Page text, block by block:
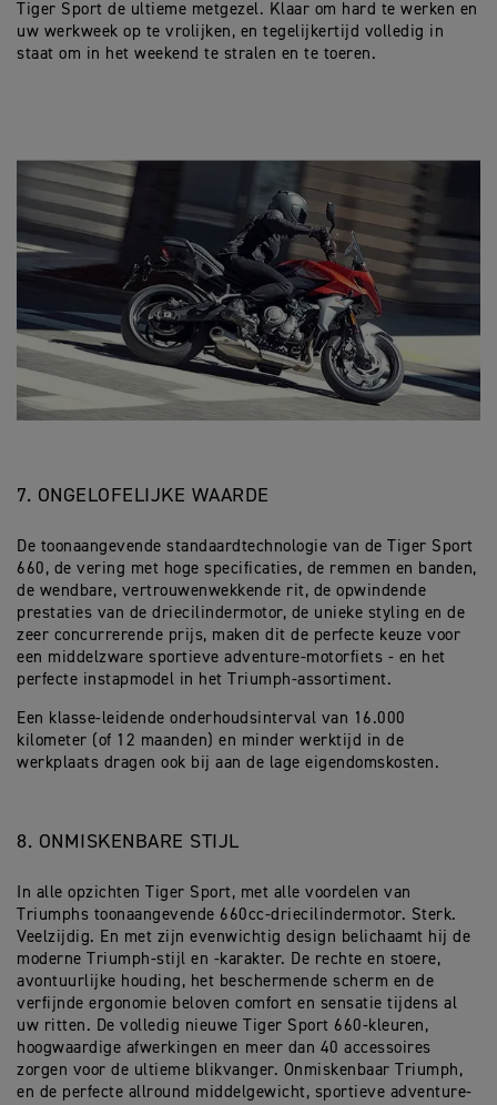
Tiger Sport de ultieme metgezel. Klaar om hard te werken en
uw werkweek op te vrolijken, en tegelijkertijd volledig in
staat om in het weekend te stralen en te toeren.
7. ONGELOFELIJKE WAARDE
De toonaangevende standaardtechnologie van de Tiger Sport
660, de vering met hoge specificaties, de remmen en banden,
de wendbare, vertrouwenwekkende rit, de opwindende
prestaties van de driecilindermotor, de unieke styling en de
zeer concurrerende prijs, maken dit de perfecte keuze voor
een middelzware sportieve adventure-motorfiets - en het
perfecte instapmodel in het Triumph-assortiment.
Een klasse-leidende onderhoudsinterval van 16.000
kilometer (of 12 maanden) en minder werktijd in de
werkplaats dragen ook bij aan de lage eigendomskosten.
8. ONMISKENBARE STIJL
In alle opzichten Tiger Sport, met alle voordelen van
Triumphs toonaangevende 660cc-driecilindermotor. Sterk.
Veelzijdig. En met zijn evenwichtig design belichaamt hij de
moderne Triumph-stijl en -karakter. De rechte en stoere,
avontuurlijke houding, het beschermende scherm en de
verfijnde ergonomie beloven comfort en sensatie tijdens al
uw ritten. De volledig nieuwe Tiger Sport 660-kleuren,
hoogwaardige afwerkingen en meer dan 40 accessoires
zorgen voor de ultieme blikvanger. Onmiskenbaar Triumph,
en de perfecte allround middelgewicht, sportieve adventure-